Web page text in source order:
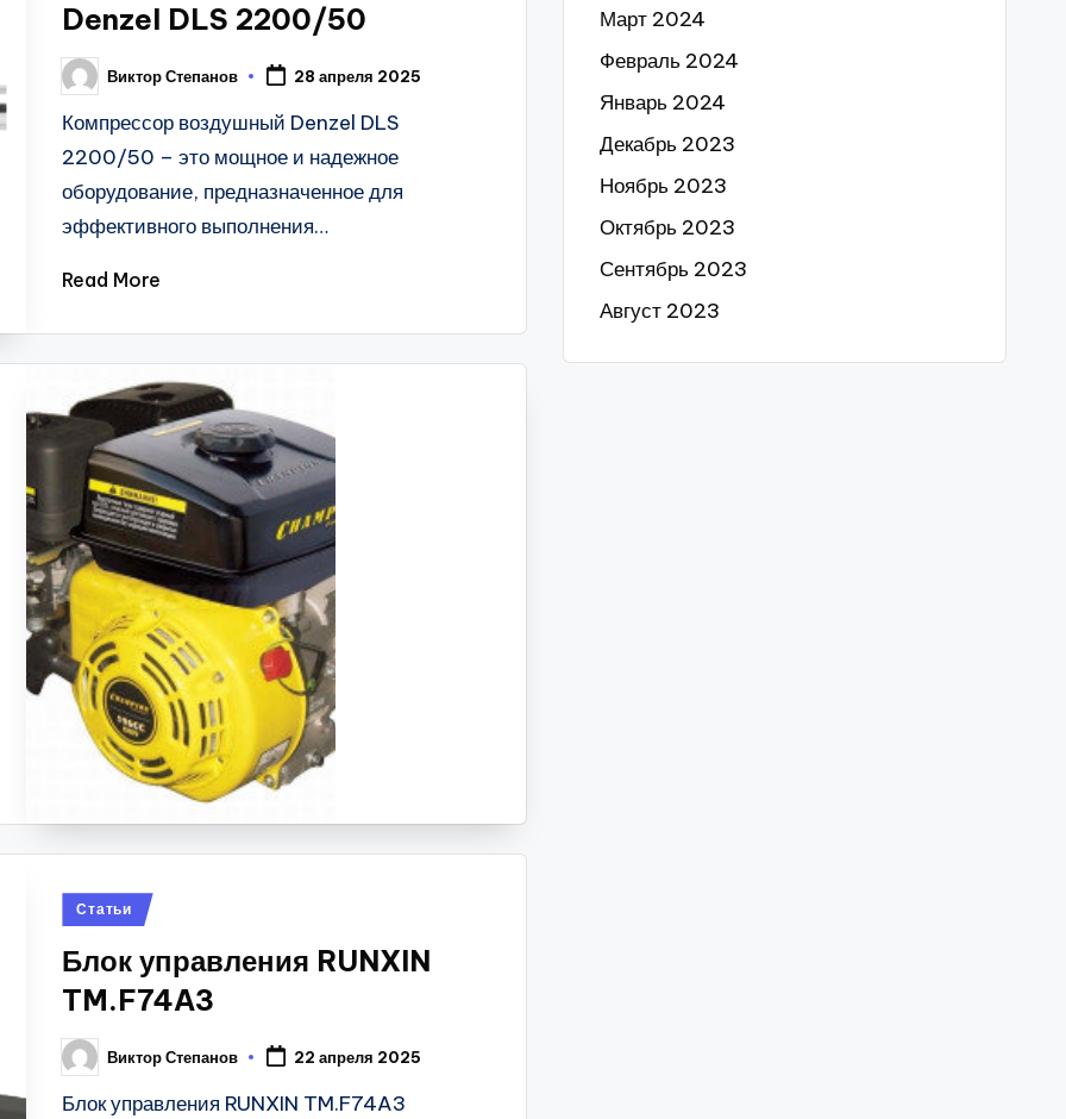
Denzel DLS 2200/50
Posted
by
Виктор Степанов 28 апреля 2025
Компрессор воздушный Denzel DLS
2200/50 – это мощное и надежное
оборудование, предназначенное для
эффективного выполнения…
Read More
Posted
Статьи
Блок управления RUNXIN
TM.F74A3
Posted
by
Виктор Степанов 22 апреля 2025
Блок управления RUNXIN TM.F74A3
Март 2024
Февраль 2024
Январь 2024
Декабрь 2023
Ноябрь 2023
Октябрь 2023
Сентябрь 2023
Август 2023